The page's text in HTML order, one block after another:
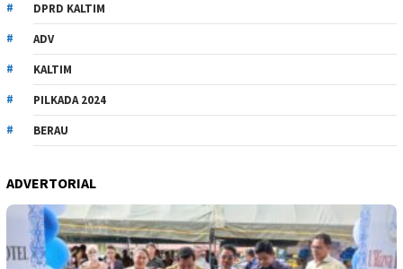
DPRD KALTIM
ADV
KALTIM
PILKADA 2024
BERAU
ADVERTORIAL